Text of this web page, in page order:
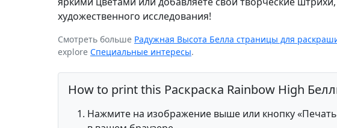
художественного исследования!
Смотреть больше Радужная Высота Белла страницы для
explore Специальные интересы.
How to print this Раскраска Rainbow High
Нажмите на изображение выше или кнопку